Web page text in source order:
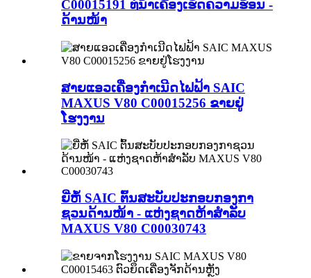
C00015191 ທໍ່ນ້ຳເຄື່ອງເຮັດຄວາມຮ້ອນ -
ດ້ານໜ້າ
ສາຍແອວເຄື່ອງກຳເນີດໄຟຟ້າ SAIC
MAXUS V80 C00015256 ຂາຍຢູ່
ໂຮງງານ
ຍີ່ຫໍ້ SAIC ຕົ້ນສະບັບປະກອບກອງກາ
ຊວນດ້ານໜ້າ - ແຫ່ງຊາດຫ້າສໍາລັບ
MAXUS V80 C00030743